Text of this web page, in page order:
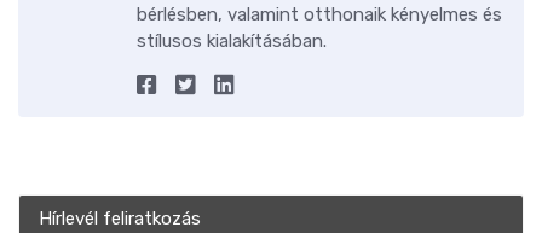
bérlésben, valamint otthonaik kényelmes és
stílusos kialakításában.
Hírlevél feliratkozás